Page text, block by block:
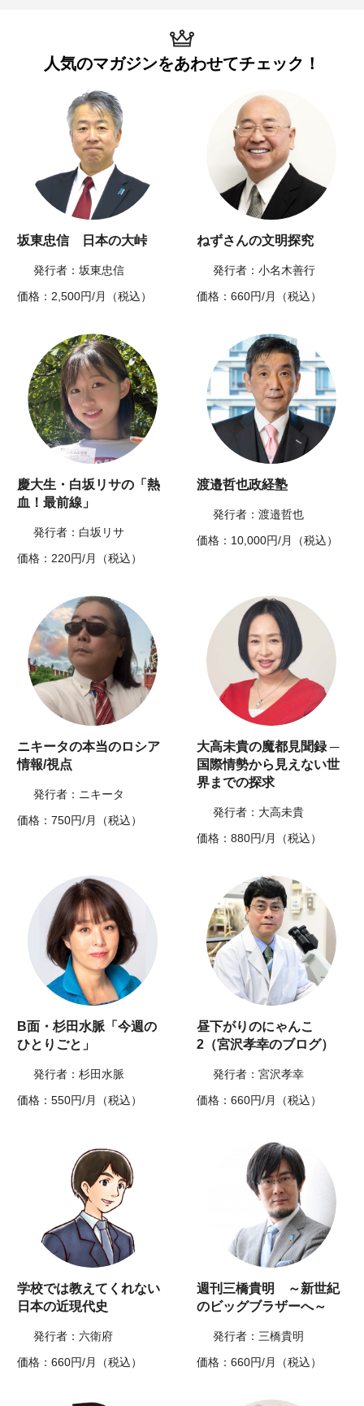
人気のマガジンをあわせてチェック！
坂東忠信 日本の大峠
発行者：坂東忠信
価格：2,500円/月（税込）
ねずさんの文明探究
発行者：小名木善行
価格：660円/月（税込）
慶大生・白坂リサの「熱
血！最前線」
発行者：白坂リサ
価格：220円/月（税込）
渡邉哲也政経塾
発行者：渡邉哲也
価格：10,000円/月（税込）
ニキータの本当のロシア
情報/視点
発行者：ニキータ
価格：750円/月（税込）
大高未貴の魔都見聞録 ─
国際情勢から見えない世
界までの探求
発行者：大高未貴
価格：880円/月（税込）
B面・杉田水脈「今週の
ひとりごと」
発行者：杉田水脈
価格：550円/月（税込）
昼下がりのにゃんこ
2（宮沢孝幸のブログ）
発行者：宮沢孝幸
価格：660円/月（税込）
学校では教えてくれない
日本の近現代史
発行者：六衛府
価格：660円/月（税込）
週刊三橋貴明 ～新世紀
のビッグブラザーへ～
発行者：三橋貴明
価格：660円/月（税込）